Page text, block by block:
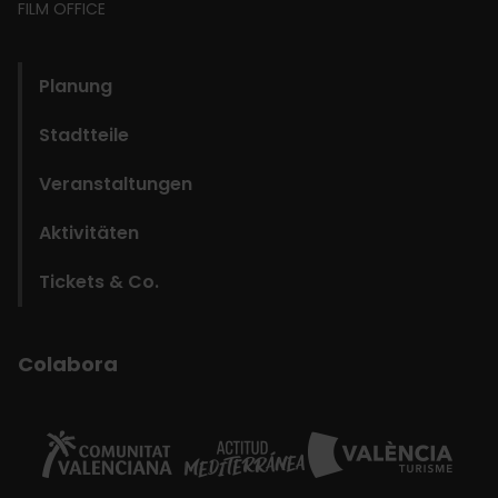
FILM OFFICE
Planung
Stadtteile
Veranstaltungen
Aktivitäten
Tickets & Co.
Colabora